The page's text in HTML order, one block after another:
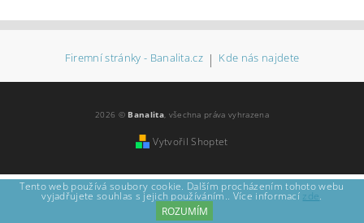
Firemní stránky - Banalita.cz | Kde nás najdete
2026 © Banalita, všechna práva vyhrazena
Vytvořil Shoptet
Tento web používá soubory cookie. Dalším procházením tohoto webu
vyjadřujete souhlas s jejich používáním.. Více informací zde.
ROZUMÍM